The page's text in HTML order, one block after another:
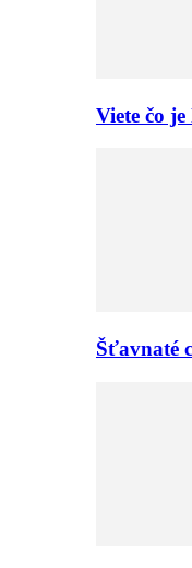
Viete čo
Šťavnaté